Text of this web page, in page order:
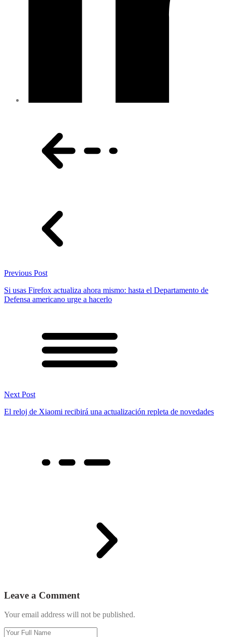
Previous Post
Si usas Firefox actualiza ahora mismo: hasta el Departamento de
Defensa americano urge a hacerlo
Next Post
El reloj de Xiaomi recibirá una actualización repleta de novedades
Leave a Comment
Your email address will not be published.